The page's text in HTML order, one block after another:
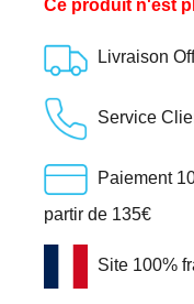
Ce produit n'est
Livraison
Service
Paiement
partir de 135€
Site 100%